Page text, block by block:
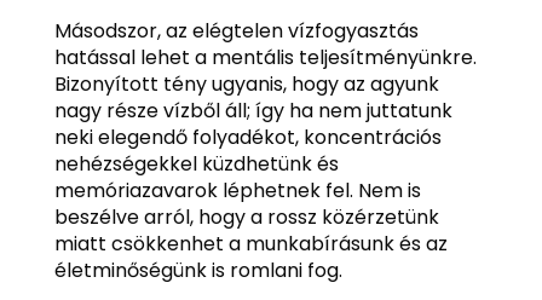
Másodszor, az elégtelen vízfogyasztás
hatással lehet a mentális teljesítményünkre.
Bizonyított tény ugyanis, hogy az agyunk
nagy része vízből áll; így ha nem juttatunk
neki elegendő folyadékot, koncentrációs
nehézségekkel küzdhetünk és
memóriazavarok léphetnek fel. Nem is
beszélve arról, hogy a rossz közérzetünk
miatt csökkenhet a munkabírásunk és az
életminőségünk is romlani fog.